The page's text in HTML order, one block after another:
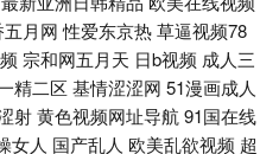
AV无码福利 国产精品A片 玖玖福利
大香蕉网超碰 激情综合绯色 午夜极
月网 性爱东京热草逼视频78
宗和网五月天 日b视频 成人三
精二区 基情涩涩网 51漫画成人
射黄色视频网址导航 91国在线
女人 国产乱人 欧美乱欲视频 超